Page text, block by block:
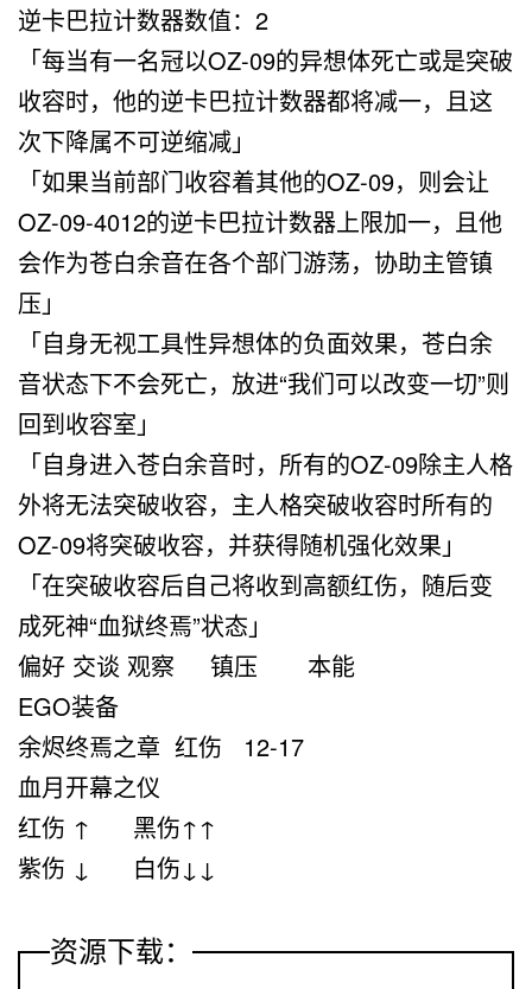
逆卡巴拉计数器数值：2
「每当有一名冠以OZ-09的异想体死亡或是突破
收容时，他的逆卡巴拉计数器都将减一，且这
次下降属不可逆缩减」
「如果当前部门收容着其他的OZ-09，则会让
OZ-09-4012的逆卡巴拉计数器上限加一，且他
会作为苍白余音在各个部门游荡，协助主管镇
压」
「自身无视工具性异想体的负面效果，苍白余
音状态下不会死亡，放进“我们可以改变一切”则
回到收容室 」
「自身进入苍白余音时，所有的OZ-09除主人格
外将无法突破收容， 主人格突破收容时所有的
OZ-09将突破收容，并获得随机强化效果 」
「在突破收容后自己将收到高额红伤，随后变
成死神“血狱终焉”状态 」
偏好 交谈 观察 镇压 本能
EGO装备
余烬终焉之章 红伤 12-17
血月开幕之仪
红伤 ↑ 黑伤↑↑
紫伤 ↓ 白伤↓↓
资源下载：